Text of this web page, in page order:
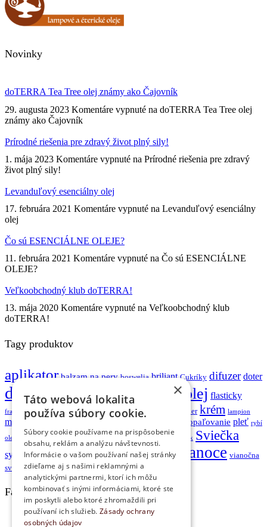
Novinky
doTERRA Tea Tree olej známy ako Čajovník
29. augusta 2023 Komentáre vypnuté na doTERRA Tea Tree olej
známy ako Čajovník
Prírodné riešenia pre zdravý život plný sily!
1. mája 2023 Komentáre vypnuté na Prírodné riešenia pre zdravý
život plný sily!
Levanduľový esenciálny olej
17. februára 2021 Komentáre vypnuté na Levanduľový esenciálny
olej
Čo sú ESENCIÁLNE OLEJE?
11. februára 2021 Komentáre vypnuté na Čo sú ESENCIÁLNE
OLEJE?
Veľkoobchodný klub doTERRA!
13. mája 2020 Komentáre vypnuté na Veľkoobchodný klub
doTERRA!
Tagy produktov
aplikator balzam na pery boswelia briliant Cukríky difuzer doter
doTERRA dotzerra esenciálny olej flasticky
frankencise gulickovy aplikator jóga kadidlo kondicioner krém lampion
meta pwr opaľovanie pleť rybí
olej sada spa Sprej starostlivosť o telo stromcek svietnik Sviečka
system zdravia sérum tonikum Touch veráge vianoce vianočna
sviečka zazvor zmes zvoncek čistiaci gel šampón
Facebook
×
Táto webová lokalita
používa súbory cookie.
Súbory cookie používame na prispôsobenie
obsahu, reklám a analýzu návštevnosti.
Informácie o vašom používaní našej stránky
zdieľame aj s našimi reklamnými a
analytickými partnermi, ktorí ich môžu
kombinovať s inými informáciami, ktoré ste
im poskytli alebo ktoré zhromaždili pri
používaní ich služieb. Zásady ochrany
osobných údajov